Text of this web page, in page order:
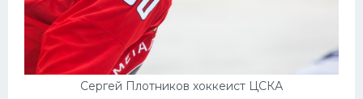
Сергей Плотников хоккеист ЦСКА